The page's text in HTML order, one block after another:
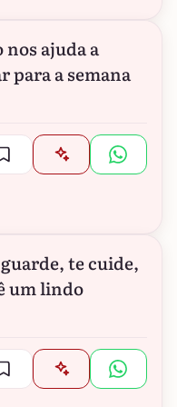
ajuda a
para a semana
te cuide,
um lindo